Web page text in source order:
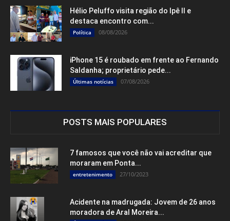
Hélio Peluffo visita região do Ipê II e
destaca encontro com...
Política 08/08/2026
iPhone 15 é roubado em frente ao Fernando
Saldanha; proprietário pede...
Últimas notícias 07/08/2026
POSTS MAIS POPULARES
7 famosos que você não vai acreditar que
moraram em Ponta...
entretenimento 27/10/2023
Acidente na madrugada: Jovem de 26 anos
moradora de Aral Moreira...